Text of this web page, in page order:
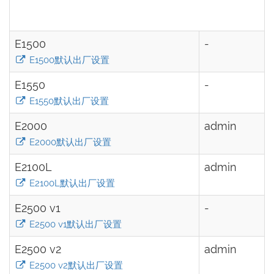
E1500
E1500默认出厂设置
-
E1550
E1550默认出厂设置
-
E2000
E2000默认出厂设置
admin
E2100L
E2100L默认出厂设置
admin
E2500 v1
E2500 v1默认出厂设置
-
E2500 v2
E2500 v2默认出厂设置
admin